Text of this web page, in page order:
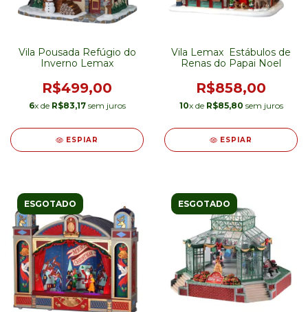
Vila Pousada Refúgio do
Inverno Lemax
R$499,00
6x de R$83,17sem juros
ESPIAR
Vila Lemax Estábulos de
Renas do Papai Noel
R$858,00
10x de R$85,80 sem juros
ESPIAR
ESGOTADO ESGOTADO